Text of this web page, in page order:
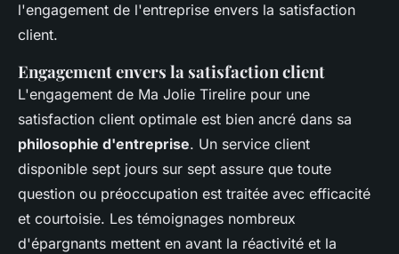
l'engagement de l'entreprise envers la satisfaction
client.
Engagement envers la satisfaction client
L'engagement de Ma Jolie Tirelire pour une
satisfaction client optimale est bien ancré dans sa
philosophie d'entreprise. Un service client
disponible sept jours sur sept assure que toute
question ou préoccupation est traitée avec efficacité
et courtoisie. Les témoignages nombreux
d'épargnants mettent en avant la réactivité et la